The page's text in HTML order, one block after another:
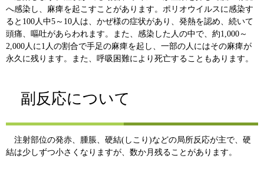
へ感染し、麻痺を起こすことがあります。ポリオウイルスに感染す
ると100人中5～10人は、かぜ様の症状があり、発熱を認め、続いて
頭痛、嘔吐があらわれます。また、感染した人の中で、約1,000～
2,000人に1人の割合で手足の麻痺を起し、一部の人にはその麻痺が
永久に残ります。また、呼吸困難により死亡することもあります。
副反応について
注射部位の発赤、腫脹、硬結(しこり)などの局所反応が主で、硬
結は少しずつ小さくなりますが、数か月残ることがあります。